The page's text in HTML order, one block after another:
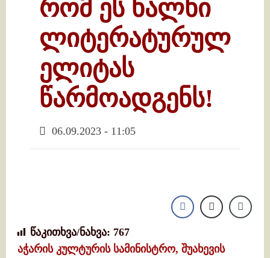
რომ ეს ხალხი
ლიტერატურულ
ელიტას
წარმოადგენს!
06.09.2023 - 11:05
წაკითხვა/ნახვა: 767
აჭარის კულტურის სამინისტრო, შუახევის